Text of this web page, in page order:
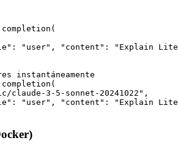
"user", "content": "Explain
instantáneamente
claude-3-5-sonnet-20241022",
"user", "content": "Explain